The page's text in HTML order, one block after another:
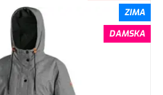
ZIMA
DAMSKA